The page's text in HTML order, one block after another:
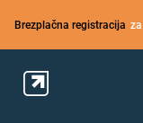
Brezplačna registracija